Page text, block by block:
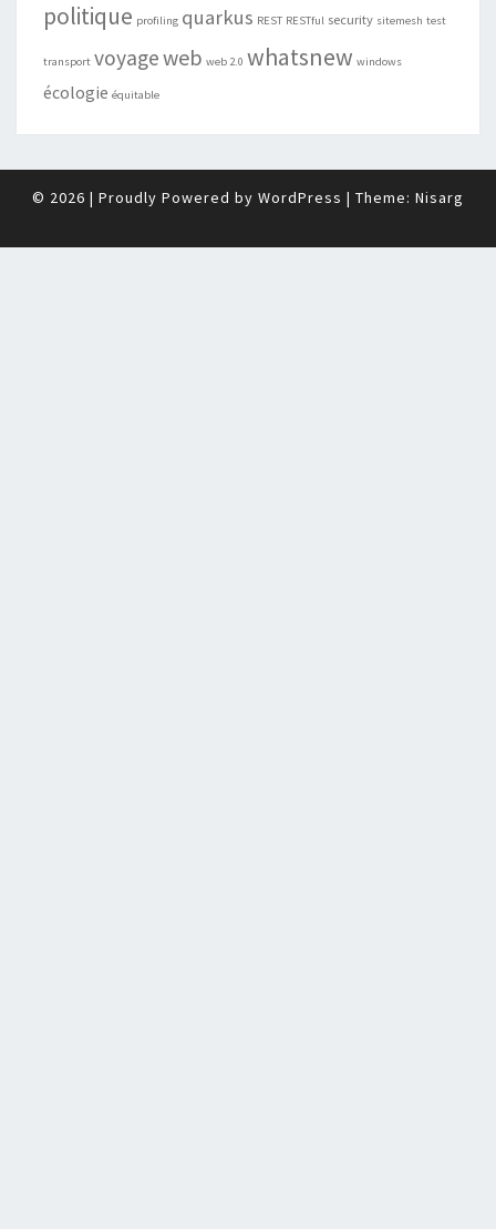
politique profiling quarkus REST RESTful security sitemesh test
transport voyageweb web 2.0 whatsnew windows
écologie équitable
© 2026 | Proudly Powered by WordPress | Theme: Nisarg